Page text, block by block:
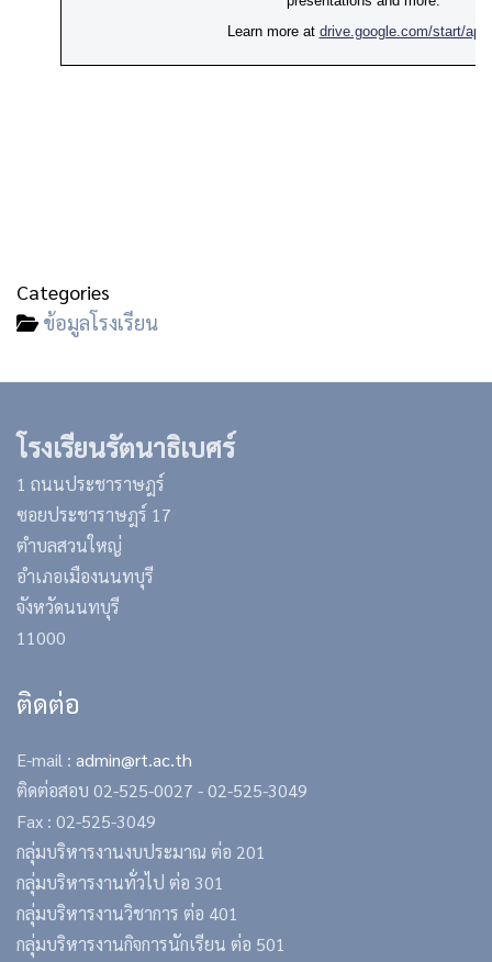
Categories
ข้อมูลโรงเรียน
โรงเรียนรัตนาธิเบศร์
1 ถนนประชาราษฎร์
ซอยประชาราษฎร์ 17
ตำบลสวนใหญ่
อำเภอเมืองนนทบุรี
จังหวัดนนทบุรี
11000
ติดต่อ
E-mail : admin@rt.ac.th
ติดต่อสอบ 02-525-0027 -02-525-3049
Fax : 02-525-3049
กลุ่มบริหารงานงบประมาณ ต่อ 201
กลุ่มบริหารงานทั่วไป ต่อ 301
กลุ่มบริหารงานวิชาการ ต่อ 401
กลุ่มบริหารงานกิจการนักเรียน ต่อ 501